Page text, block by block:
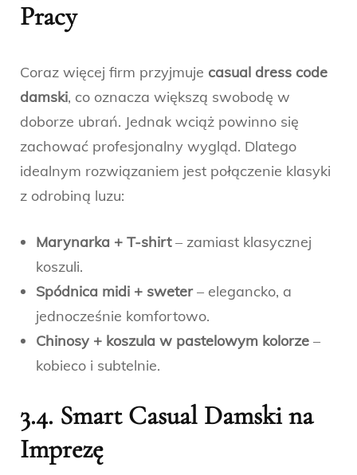
Pracy
Coraz więcej firm przyjmuje casual dress code
damski, co oznacza większą swobodę w
doborze ubrań. Jednak wciąż powinno się
zachować profesjonalny wygląd. Dlatego
idealnym rozwiązaniem jest połączenie klasyki
z odrobiną luzu:
Marynarka + T-shirt– zamiast klasycznej
koszuli.
Spódnica midi + sweter– elegancko, a
jednocześnie komfortowo.
Chinosy + koszula w pastelowym kolorze –
kobieco i subtelnie.
3.4. Smart Casual Damski na
Imprezę